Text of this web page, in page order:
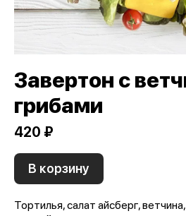
Завертон с
грибами
420 ₽
В корзину
Тортилья, салат айсберг,